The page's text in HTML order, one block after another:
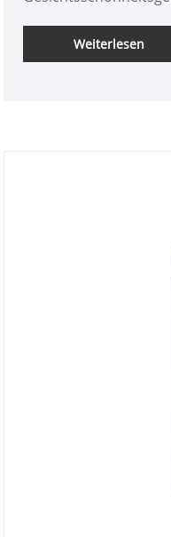
anbieten und
sind ein
Weiterlesen